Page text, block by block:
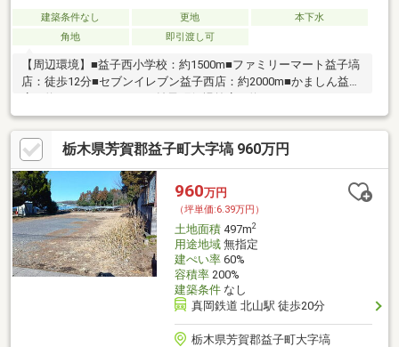
建築条件なし 更地
本下水
角地
即引渡し可
【周辺環境】■益子西小学校：約1500m■ファミリーマート益子塙
店：徒歩12分■セブンイレブン益子西店：約2000m■かましん益子
店：約2600m■ウエルシア益子町役場前店：約2600m
栃木県芳賀郡益子町大字塙 960万円
960万円
（坪単価:6.39万円）
土地面積497m2
用途地域無指定
建ぺい率60%
容積率200%
建築条件なし
真岡鉄道 北山駅 徒歩20分
栃木県芳賀郡益子町大字塙